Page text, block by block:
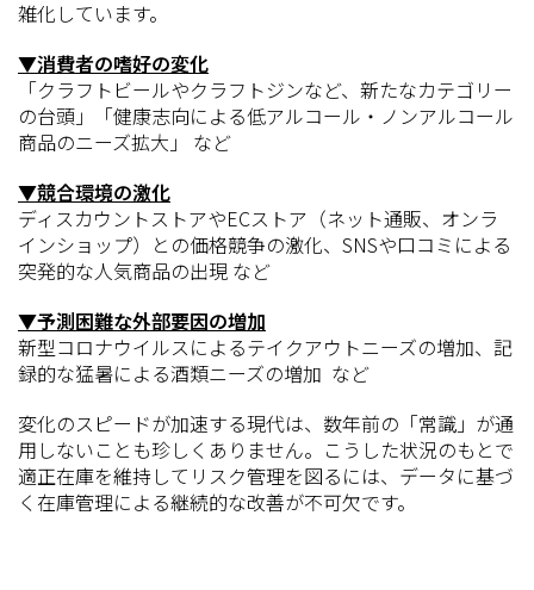
雑化しています。
▼消費者の嗜好の変化
「クラフトビールやクラフトジンなど、新たなカテゴリー
の台頭」「健康志向による低アルコール・ノンアルコール
商品のニーズ拡大」 など
▼競合環境の激化
ディスカウントストアやECストア（ネット通販、オンラ
インショップ）との価格競争の激化、SNSや口コミによる
突発的な人気商品の出現 など
▼予測困難な外部要因の増加
新型コロナウイルスによるテイクアウトニーズの増加、記
録的な猛暑による酒類ニーズの増加 など
変化のスピードが加速する現代は、数年前の「常識」が通
用しないことも珍しくありません。こうした状況のもとで
適正在庫を維持してリスク管理を図るには、データに基づ
く在庫管理による継続的な改善が不可欠です。